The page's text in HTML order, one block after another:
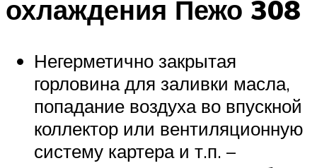
охлаждения Пежо 308
Негерметично закрытая
горловина для заливки масла,
попадание воздуха во впускной
коллектор или вентиляционную
систему картера и т.п. –